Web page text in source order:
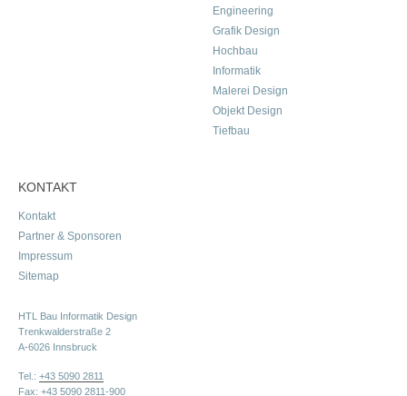
Engineering
Grafik Design
Hochbau
Informatik
Malerei Design
Objekt Design
Tiefbau
KONTAKT
Kontakt
Partner & Sponsoren
Impressum
Sitemap
HTL Bau Informatik Design
Trenkwalderstraße 2
A-6026 Innsbruck
Tel.: +43 5090 2811
Fax: +43 5090 2811-900